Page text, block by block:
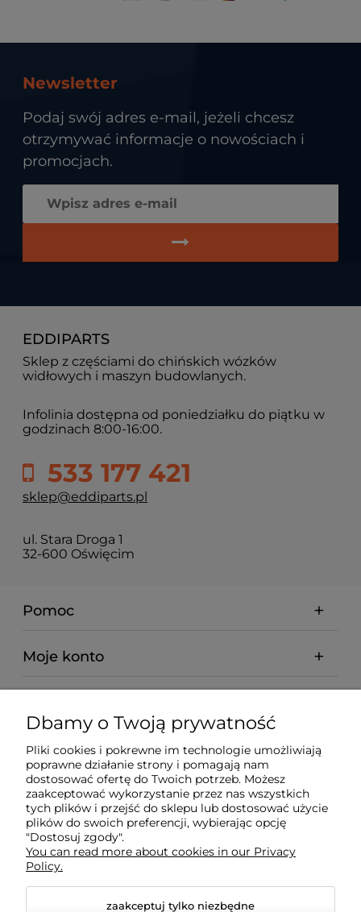
Newsletter
Podaj swój adres e-mail, jeżeli chcesz
otrzymywać informacje o nowościach i
promocjach.
EDDIPARTS
Sklep z częściami do chińskich wózków
widłowych i maszyn budowlanych.
Infolinia dostępna od poniedziałku do piątku w
godzinach 8:00-16:00.
533 177 421
sklep@eddiparts.pl
ul. Stara Droga 1
32-600 Oświęcim
Pomoc
Moje konto
Informacje
O nas
Dbamy o Twoją prywatność
Pliki cookies i pokrewne im technologie umożliwiają
poprawne działanie strony i pomagają nam
dostosować ofertę do Twoich potrzeb. Możesz
zaakceptować wykorzystanie przez nas wszystkich
tych plików i przejść do sklepu lub dostosować użycie
plików do swoich preferencji, wybierając opcję
"Dostosuj zgody".
You can read more about cookies in our Privacy
Policy.
zaakceptuj tylko niezbędne